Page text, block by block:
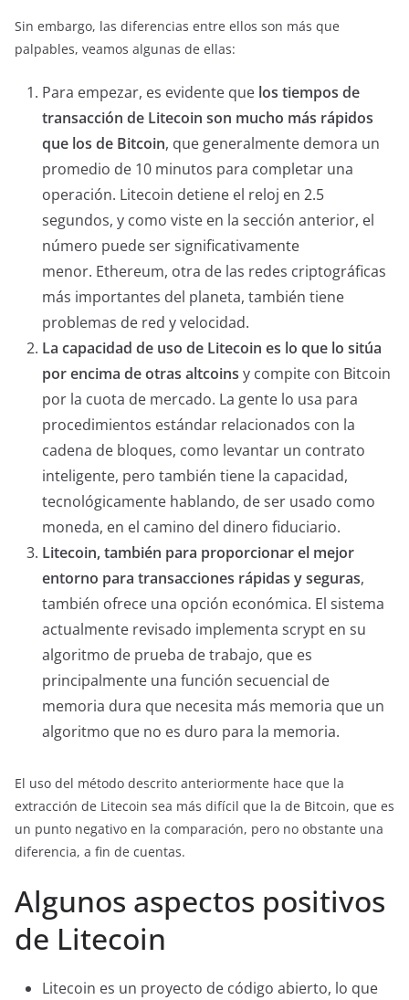
Sin embargo, las diferencias entre ellos son más que
palpables, veamos algunas de ellas:
Para empezar, es evidente que los tiempos de
transacción de Litecoin son mucho más rápidos
que los de Bitcoin, que generalmente demora un
promedio de 10 minutos para completar una
operación. Litecoin detiene el reloj en 2.5
segundos, y como viste en la sección anterior, el
número puede ser significativamente
menor. Ethereum, otra de las redes criptográficas
más importantes del planeta, también tiene
problemas de red y velocidad.
La capacidad de uso de Litecoin es lo que lo sitúa
por encima de otras altcoins y compite con Bitcoin
por la cuota de mercado. La gente lo usa para
procedimientos estándar relacionados con la
cadena de bloques, como levantar un contrato
inteligente, pero también tiene la capacidad,
tecnológicamente hablando, de ser usado como
moneda, en el camino del dinero fiduciario.
Litecoin, también para proporcionar el mejor
entorno para transacciones rápidas y seguras,
también ofrece una opción económica. El sistema
actualmente revisado implementa scrypt en su
algoritmo de prueba de trabajo, que es
principalmente una función secuencial de
memoria dura que necesita más memoria que un
algoritmo que no es duro para la memoria.
El uso del método descrito anteriormente hace que la
extracción de Litecoin sea más difícil que la de Bitcoin, que es
un punto negativo en la comparación, pero no obstante una
diferencia, a fin de cuentas.
Algunos aspectos positivos
de Litecoin
Litecoin es un proyecto de código abierto, lo que